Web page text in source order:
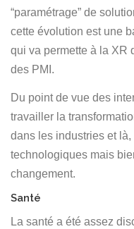
“paramétrage” de
cette évolution est une
qui va permette à la XR
des PMI.
Du point de vue des
travailler la
dans les industries et
technologiques mais
changement.
Santé
La santé a été assez